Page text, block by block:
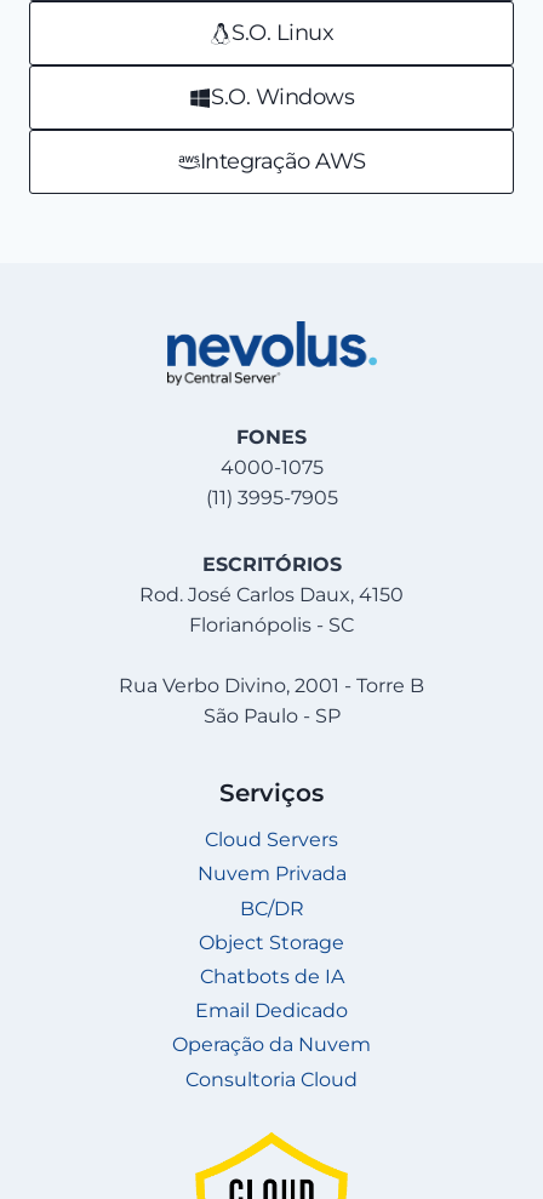
S.O. Linux
S.O. Windows
Integração AWS
FONES
4000-1075
(11) 3995-7905
ESCRITÓRIOS
Rod. José Carlos Daux, 4150
Florianópolis - SC
Rua Verbo Divino, 2001 - Torre B
São Paulo - SP
Serviços
Cloud Servers
Nuvem Privada
BC/DR
Object Storage
Chatbots de IA
Email Dedicado
Operação da Nuvem
Consultoria Cloud